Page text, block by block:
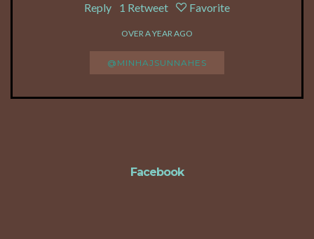
Reply 1 Retweet Favorite
OVER A YEAR AGO
@MINHAJSUNNAHES
FOLLOW
Facebook